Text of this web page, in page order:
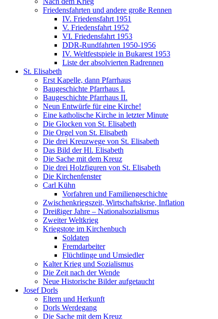
Friedensfahrten und andere große Rennen
IV. Friedensfahrt 1951
V. Friedensfahrt 1952
VI. Friedensfahrt 1953
DDR-Rundfahrten 1950-1956
IV. Weltfestspiele in Bukarest 1953
Liste der absolvierten Radrennen
St. Elisabeth
Erst Kapelle, dann Pfarrhaus
Baugeschichte Pfarrhaus I.
Baugeschichte Pfarrhaus II.
Neun Entwürfe für eine Kirche!
Eine katholische Kirche in letzter Minute
Die Glocken von St. Elisabeth
Die Orgel von St. Elisabeth
Die drei Kreuzwege von St. Elisabeth
Das Bild der Hl. Elisabeth
Die Sache mit dem Kreuz
Die drei Holzfiguren von St. Elisabeth
Die Kirchenfenster
Carl Kühn
Vorfahren und Familiengeschichte
Zwischenkriegszeit, Wirtschaftskrise, Inflation
Dreißiger Jahre – Nationalsozialismus
Zweiter Weltkrieg
Kriegstote im Kirchenbuch
Soldaten
Fremdarbeiter
Flüchtlinge und Umsiedler
Kalter Krieg und Sozialismus
Die Zeit nach der Wende
Neue Historische Bilder aufgetaucht
Josef Dorls
Eltern und Herkunft
Dorls Werdegang
Die Sache mit dem Kreuz